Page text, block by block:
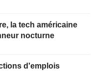
la tech américaine
nocturne
d'emplois